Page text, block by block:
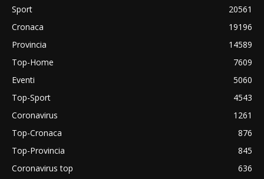
Sport
20561
Cronaca
19196
Provincia
14589
Top-Home
7609
Eventi
5060
Top-Sport
4543
Coronavirus
1261
Top-Cronaca
876
Top-Provincia
845
Coronavirus top
636